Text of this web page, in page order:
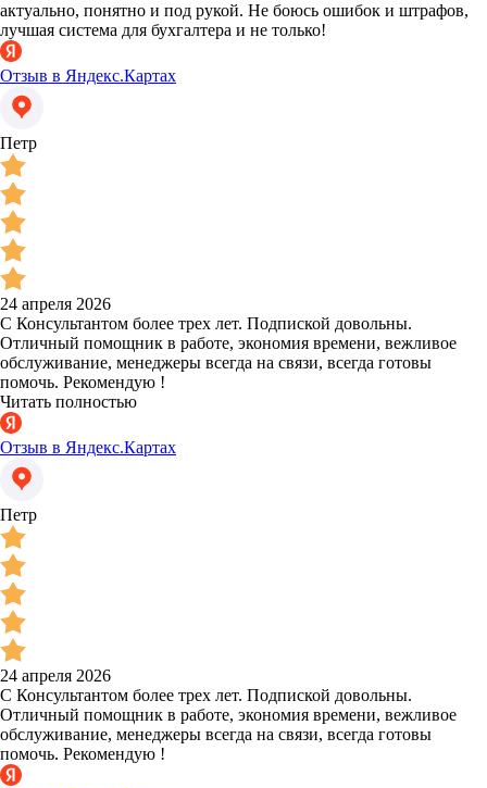
актуально, понятно и под рукой. Не боюсь ошибок и штрафов,
лучшая система для бухгалтера и не только!
Отзыв в Яндекс.Картах
Петр
24 апреля 2026
С Консультантом более трех лет. Подпиской довольны.
Отличный помощник в работе, экономия времени, вежливое
обслуживание, менеджеры всегда на связи, всегда готовы
помочь. Рекомендую !
Читать полностью
Отзыв в Яндекс.Картах
Петр
24 апреля 2026
С Консультантом более трех лет. Подпиской довольны.
Отличный помощник в работе, экономия времени, вежливое
обслуживание, менеджеры всегда на связи, всегда готовы
помочь. Рекомендую !